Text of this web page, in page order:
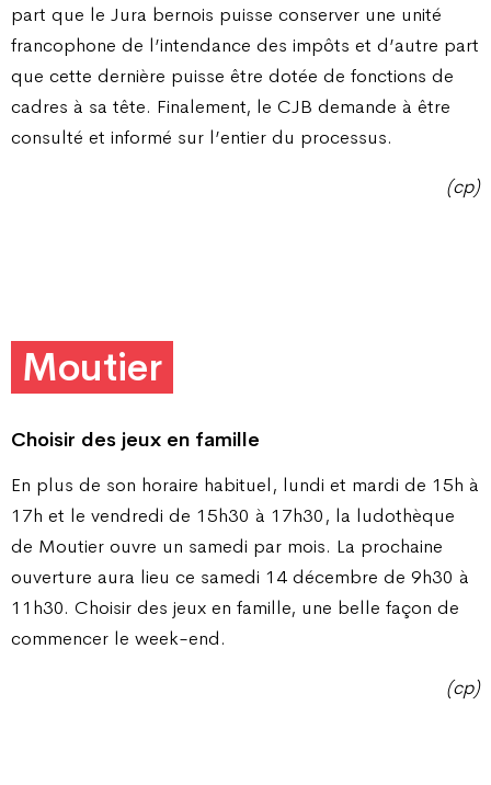
part que le Jura bernois puisse conserver une unité
francophone de l’intendance des impôts et d’autre part
que cette dernière puisse être dotée de fonctions de
cadres à sa tête. Finalement, le CJB demande à être
consulté et informé sur l’entier du processus.
(cp)
Moutier
Choisir des jeux en famille
En plus de son horaire habituel, lundi et mardi de 15h à
17h et le vendredi de 15h30 à 17h30, la ludothèque
de Moutier ouvre un samedi par mois. La prochaine
ouverture aura lieu ce samedi 14 décembre de 9h30 à
11h30. Choisir des jeux en famille, une belle façon de
commencer le week-end.
(cp)